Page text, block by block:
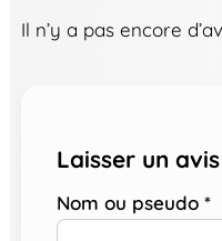
Il n’y a pas encore
Laisser un avis
Nom ou pseudo *